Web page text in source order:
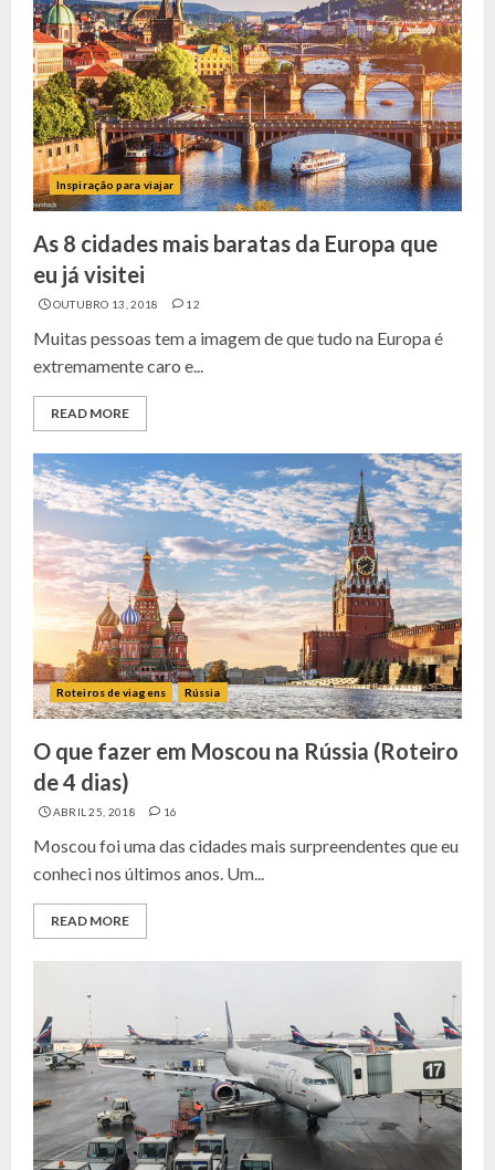
Inspiração para viajar
As 8 cidades mais baratas da Europa que
eu já visitei
OUTUBRO 13, 2018 12
Muitas pessoas tem a imagem de que tudo na Europa é
extremamente caro e...
READ MORE
Roteiros de viagens Rússia
O que fazer em Moscou na Rússia (Roteiro
de 4 dias)
ABRIL 25, 2018 16
Moscou foi uma das cidades mais surpreendentes que eu
conheci nos últimos anos. Um...
READ MORE